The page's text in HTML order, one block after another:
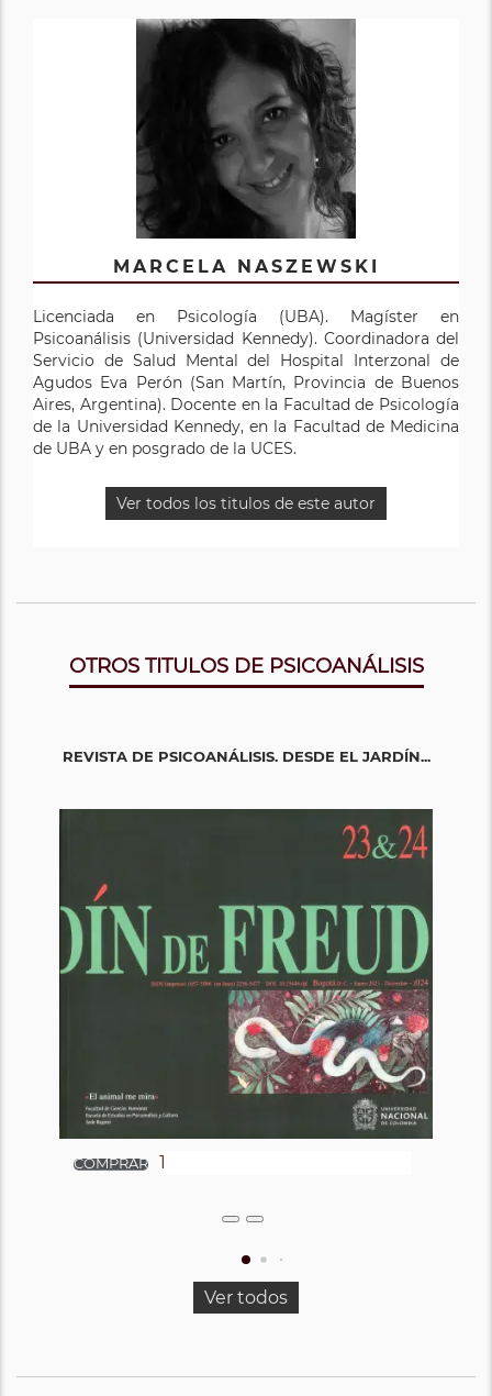
MARCELA NASZEWSKI
Licenciada en Psicología (UBA). Magíster en
Psicoanálisis (Universidad Kennedy). Coordinadora del
Servicio de Salud Mental del Hospital Interzonal de
Agudos Eva Perón (San Martín, Provincia de Buenos
Aires, Argentina). Docente en la Facultad de Psicología
de la Universidad Kennedy, en la Facultad de Medicina
de UBA y en posgrado de la UCES.
Ver todos los titulos de este autor
OTROS TITULOS DE PSICOANÁLISIS
REVISTA DE PSICOANÁLISIS. DESDE EL JARDÍN...
Ver todos